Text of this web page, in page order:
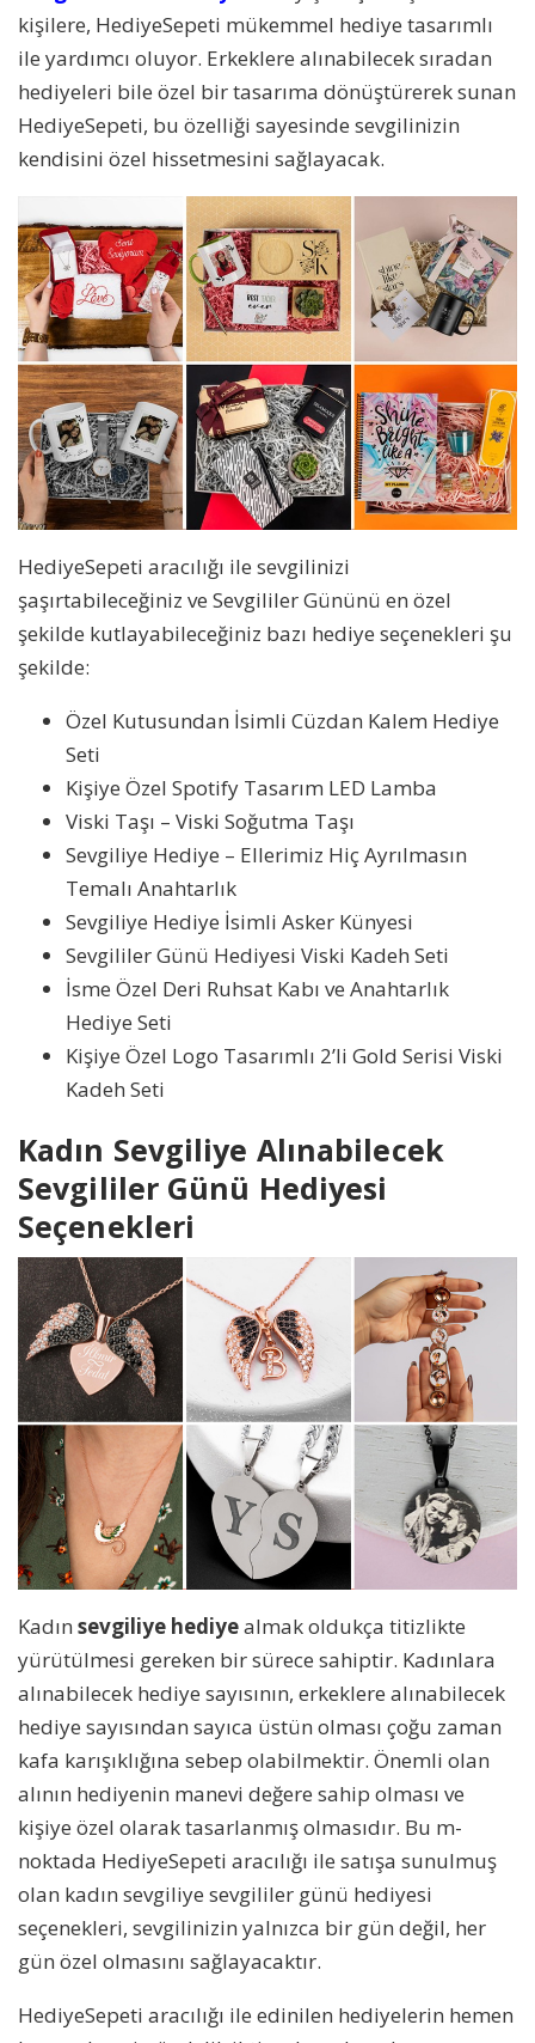
kişilere, HediyeSepeti mükemmel hediye tasarımlı
ile yardımcı oluyor. Erkeklere alınabilecek sıradan
hediyeleri bile özel bir tasarıma dönüştürerek sunan
HediyeSepeti, bu özelliği sayesinde sevgilinizin
kendisini özel hissetmesini sağlayacak.
HediyeSepeti aracılığı ile sevgilinizi
şaşırtabileceğiniz ve Sevgililer Gününü en özel
şekilde kutlayabileceğiniz bazı hediye seçenekleri şu
şekilde:
Özel Kutusundan İsimli Cüzdan Kalem Hediye
Seti
Kişiye Özel Spotify Tasarım LED Lamba
Viski Taşı – Viski Soğutma Taşı
Sevgiliye Hediye – Ellerimiz Hiç Ayrılmasın
Temalı Anahtarlık
Sevgiliye Hediye İsimli Asker Künyesi
Sevgililer Günü Hediyesi Viski Kadeh Seti
İsme Özel Deri Ruhsat Kabı ve Anahtarlık
Hediye Seti
Kişiye Özel Logo Tasarımlı 2’li Gold Serisi Viski
Kadeh Seti
Kadın Sevgiliye Alınabilecek
Sevgililer Günü Hediyesi
Seçenekleri
Kadın sevgiliye hediyealmak oldukça titizlikte
yürütülmesi gereken bir sürece sahiptir. Kadınlara
alınabilecek hediye sayısının, erkeklere alınabilecek
hediye sayısından sayıca üstün olması çoğu zaman
kafa karışıklığına sebep olabilmektir. Önemli olan
alının hediyenin manevi değere sahip olması ve
kişiye özel olarak tasarlanmış olmasıdır. Bu m-
noktada HediyeSepeti aracılığı ile satışa sunulmuş
olan kadın sevgiliye sevgililer günü hediyesi
seçenekleri, sevgilinizin yalnızca bir gün değil, her
gün özel olmasını sağlayacaktır.
HediyeSepeti aracılığı ile edinilen hediyelerin hemen